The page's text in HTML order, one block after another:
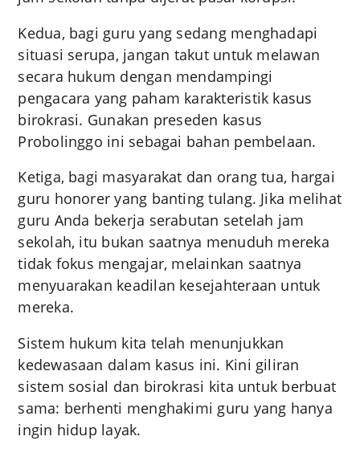
Kedua, bagi guru yang sedang menghadapi
situasi serupa, jangan takut untuk melawan
secara hukum dengan mendampingi
pengacara yang paham karakteristik kasus
birokrasi. Gunakan preseden kasus
Probolinggo ini sebagai bahan pembelaan.
Ketiga, bagi masyarakat dan orang tua, hargai
guru honorer yang banting tulang. Jika melihat
guru Anda bekerja serabutan setelah jam
sekolah, itu bukan saatnya menuduh mereka
tidak fokus mengajar, melainkan saatnya
menyuarakan keadilan kesejahteraan untuk
mereka.
Sistem hukum kita telah menunjukkan
kedewasaan dalam kasus ini. Kini giliran
sistem sosial dan birokrasi kita untuk berbuat
sama: berhenti menghakimi guru yang hanya
ingin hidup layak.